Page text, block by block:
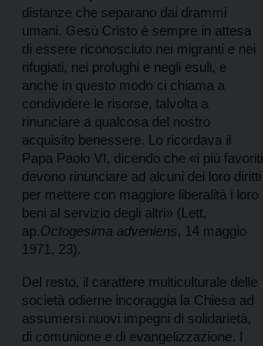
distanze che separano dai drammi
umani. Gesù Cristo è sempre in attesa
di essere riconosciuto nei migranti e nei
rifugiati, nei profughi e negli esuli, e
anche in questo modo ci chiama a
condividere le risorse, talvolta a
rinunciare a qualcosa del nostro
acquisito benessere. Lo ricordava il
Papa Paolo VI, dicendo che «i più favoriti
devono rinunciare ad alcuni dei loro diritti
per mettere con maggiore liberalità i loro
beni al servizio degli altri» (Lett.
ap.Octogesima adveniens, 14 maggio
1971, 23).
Del resto, il carattere multiculturale delle
società odierne incoraggia la Chiesa ad
assumersi nuovi impegni di solidarietà,
di comunione e di evangelizzazione. I